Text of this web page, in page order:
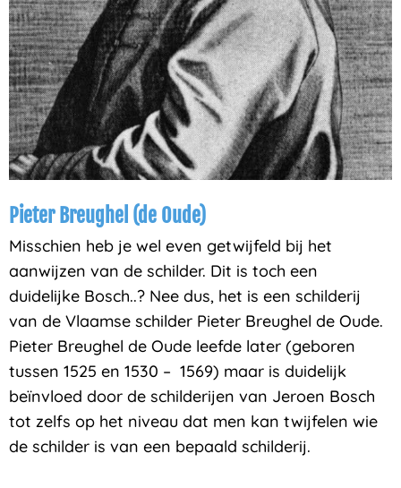
Pieter Breughel (de Oude)
Misschien heb je wel even getwijfeld bij het
aanwijzen van de schilder. Dit is toch een
duidelijke Bosch..? Nee dus, het is een schilderij
van de Vlaamse schilder Pieter Breughel de Oude.
Pieter Breughel de Oude leefde later (geboren
tussen 1525 en 1530 – 1569) maar is duidelijk
beïnvloed door de schilderijen van Jeroen Bosch
tot zelfs op het niveau dat men kan twijfelen wie
de schilder is van een bepaald schilderij.